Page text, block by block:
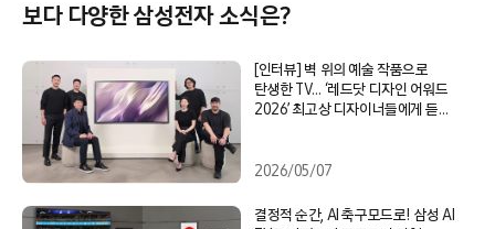
보다 다양한 삼성전자 소식은?
[인터뷰] 벽 위의 예술 작품으로
탄생한 TV… ‘레드닷 디자인 어워드
2026’ 최고상 디자이너들에게 듣는
2026/05/07
결정적 순간, AI 축구모드로! 삼성 AI